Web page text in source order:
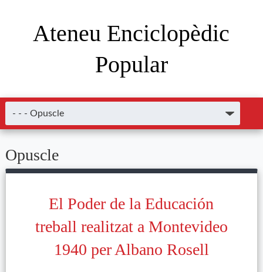
Ateneu Enciclopèdic
Popular
Opuscle
El Poder de la Educación
treball realitzat a Montevideo
1940 per Albano Rosell